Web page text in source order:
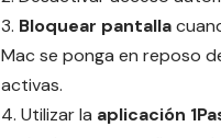
3. Bloquear pantalla
Mac se ponga en reposo
activas.
4. Utilizar la aplicación